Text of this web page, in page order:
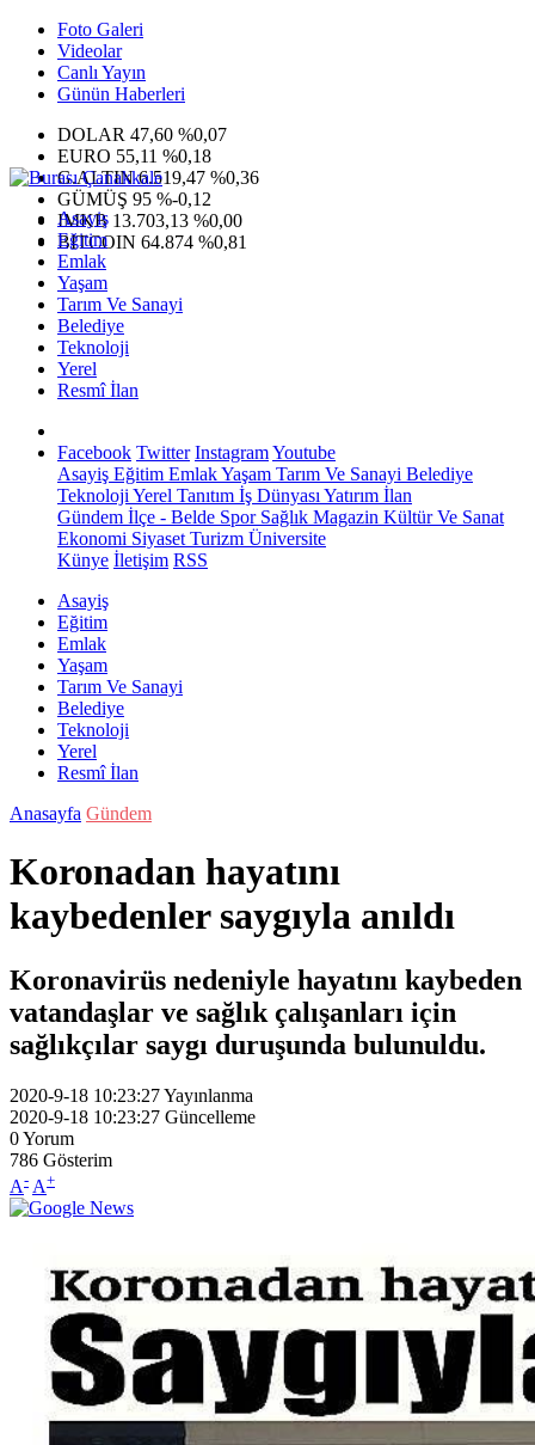
Foto Galeri
Videolar
Canlı Yayın
Günün Haberleri
DOLAR 47,60 %0,07
EURO 55,11 %0,18
G.ALTIN6.519,47 %0,36
GÜMÜŞ 95 %-0,12
IMKB 13.703,13 %0,00
BITCOIN 64.874 %0,81
Asayiş
Eğitim
Emlak
Yaşam
Tarım Ve Sanayi
Belediye
Teknoloji
Yerel
Resmî İlan
Facebook Twitter InstagramYoutube
Asayiş Eğitim EmlakYaşam Tarım Ve Sanayi Belediye
Teknoloji Yerel Tanıtım İş Dünyası Yatırım İlan
Gündem İlçe - Belde SporSağlık Magazin Kültür Ve Sanat
Ekonomi Siyaset Turizm Üniversite
Künye İletişim RSS
Asayiş
Eğitim
Emlak
Yaşam
Tarım Ve Sanayi
Belediye
Teknoloji
Yerel
Resmî İlan
Anasayfa Gündem
Koronadan hayatını
kaybedenler saygıyla anıldı
Koronavirüs nedeniyle hayatını kaybeden
vatandaşlar ve sağlık çalışanları için
sağlıkçılar saygı duruşunda bulunuldu.
2020-9-18 10:23:27Yayınlanma
2020-9-18 10:23:27 Güncelleme
0Yorum
786 Gösterim
A- A+